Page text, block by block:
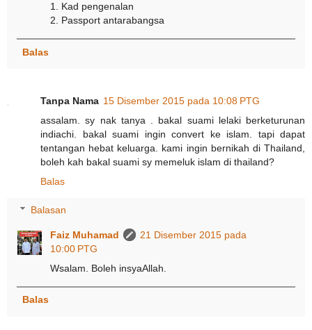
1. Kad pengenalan
2. Passport antarabangsa
Balas
Tanpa Nama 15 Disember 2015 pada 10:08 PTG
assalam. sy nak tanya . bakal suami lelaki berketurunan
indiachi. bakal suami ingin convert ke islam. tapi dapat
tentangan hebat keluarga. kami ingin bernikah di Thailand,
boleh kah bakal suami sy memeluk islam di thailand?
Balas
Balasan
Faiz Muhamad
21 Disember 2015 pada
10:00 PTG
Wsalam. Boleh insyaAllah.
Balas